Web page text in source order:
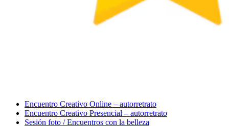
Menu
Encuentro Creativo Online – autorretrato
Encuentro Creativo Presencial – autorretrato
Sesión foto / Encuentros con la belleza